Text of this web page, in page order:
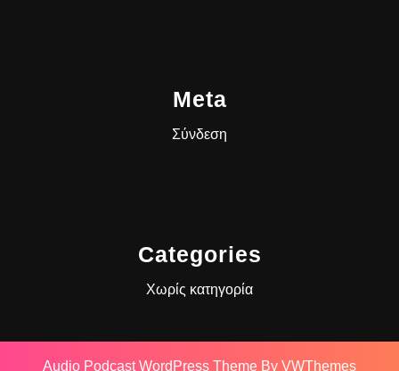
Meta
Σύνδεση
Categories
Χωρίς κατηγορία
Audio Podcast WordPress Theme By VWThemes